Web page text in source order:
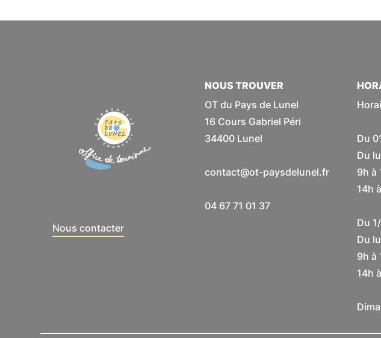
Nous contacter
NOUS TROUVER
OT du Pays de Lunel
16 Cours Gabriel Péri
34400 Lunel
contact@ot-paysdelunel.fr
04 67 71 01 37
Du
Du
9h à
14h
Du
Du
9h à
14h